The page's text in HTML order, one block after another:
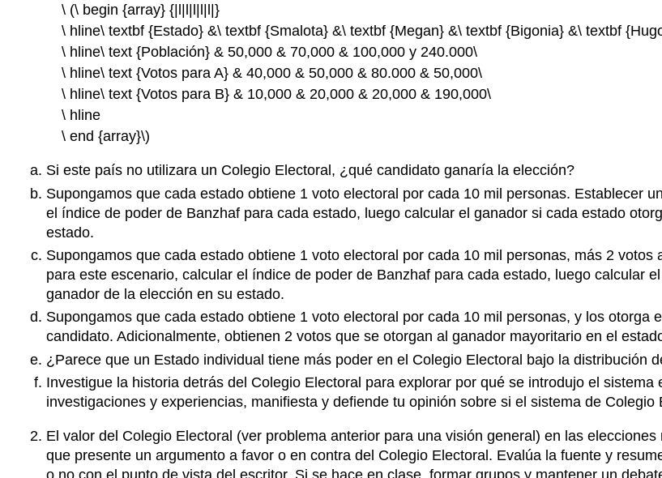
\ (\ begin {array} {|l|l|l|l|l|}
\ hline\ textbf {Estado} &\ textbf {Smalota} &\ textbf {Megan} &\ textbf {Bigonia} &\ textbf
\ hline\ text {Población} & 50,000 & 70,000 & 100,000 y 240.000\
\ hline\ text {Votos para A} & 40,000 & 50,000 & 80.000 & 50,000\
\ hline\ text {Votos para B} & 10,000 & 20,000 & 20,000 & 190,000\
\ hline
\ end {array}\)
Si este país no utilizara un Colegio Electoral, ¿qué candidato ganaría la elección?
Supongamos que cada estado obtiene 1 voto electoral por cada 10 mil personas. Establecer
el índice de poder de Banzhaf para cada estado, luego calcular el ganador si cada estado
estado.
Supongamos que cada estado obtiene 1 voto electoral por cada 10 mil personas, más 2
para este escenario, calcular el índice de poder de Banzhaf para cada estado, luego calcular
ganador de la elección en su estado.
Supongamos que cada estado obtiene 1 voto electoral por cada 10 mil personas, y los otorga
candidato. Adicionalmente, obtienen 2 votos que se otorgan al ganador mayoritario en el
¿Parece que un Estado individual tiene más poder en el Colegio Electoral bajo la distribución
Investigue la historia detrás del Colegio Electoral para explorar por qué se introdujo el
investigaciones y experiencias, manifiesta y defiende tu opinión sobre si el sistema de Colegio
El valor del Colegio Electoral (ver problema anterior para una visión general) en las
que presente un argumento a favor o en contra del Colegio Electoral. Evalúa la fuente y
o no con el punto de vista del escritor. Si se hace en clase, formar grupos y mantener un